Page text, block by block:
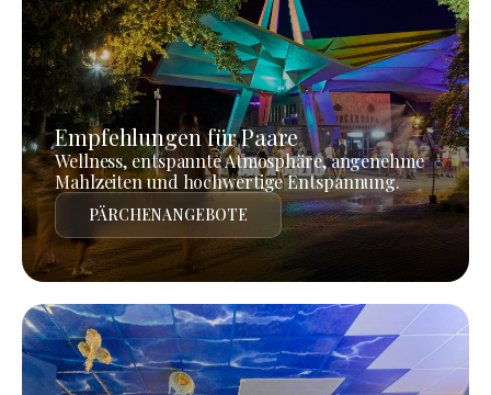
Empfehlungen für Paare
Wellness, entspannte Atmosphäre, angenehme
Mahlzeiten und hochwertige Entspannung.
PÄRCHENANGEBOTE